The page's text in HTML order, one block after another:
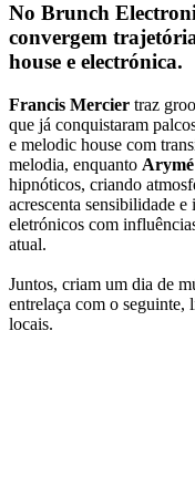
No Brunch
convergem
house e electrónica.
Francis Mercier traz
que já conquistaram
e melodic house com
melodia, enquanto Arymé
hipnóticos, criando
acrescenta sensibilidade
eletrónicos com
atual.
Juntos, criam um dia de
entrelaça com o seguinte,
locais.